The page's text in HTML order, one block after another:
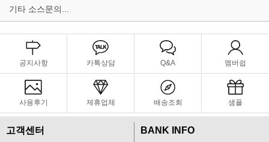
기타 소스문의...
공지사항 카톡상담 Q&A 멤버쉽
사용후기 제휴업체 배송조회 샘플
고객센터
BANK INFO